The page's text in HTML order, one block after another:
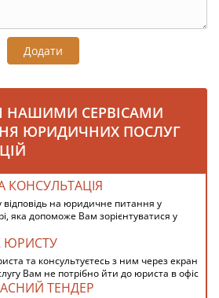
Додати
НАШИМИ СЕРВІСАМИ
ЮРИДИЧНИХ ПОСЛУГ
КОНСУЛЬТАЦІЯ
на юридичне питання у
яка допоможе Вам зорієнтуватися у
ЮРИСТУ
та консультуєтесь з ним через екран
Вам не потрібно йти до юриста в офіс
ТЕНДЕР